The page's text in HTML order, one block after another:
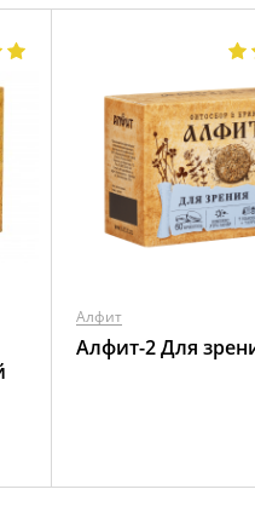
Алфит
Алфит-2 Для